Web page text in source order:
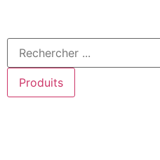
Produits